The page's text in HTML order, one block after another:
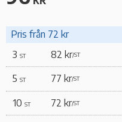
Pris från 72 kr
3 ST 82 kr/ST
5 ST 77 kr/ST
10 ST 72 kr/ST